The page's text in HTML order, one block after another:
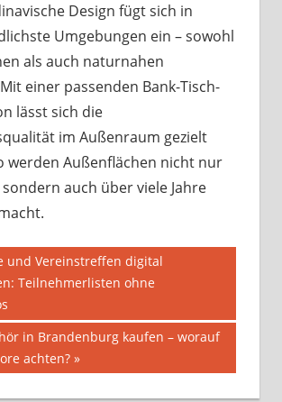
Design fügt sich in
Umgebungen ein – sowohl
als auch naturnahen
einer passenden Bank-Tisch-
lässt sich die
im Außenraum gezielt
werden Außenflächen nicht nur
auch über viele Jahre
und Vereinstreffen digital
Teilnehmerlisten ohne
in Brandenburg kaufen – worauf
achten?